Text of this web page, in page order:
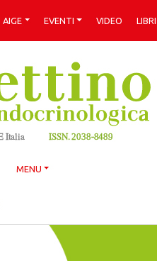
AIGE EVENTI VIDEO LIBRI
MENU